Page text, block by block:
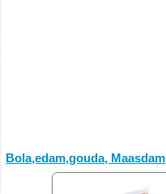
Bola,edam,gouda, Maasdam